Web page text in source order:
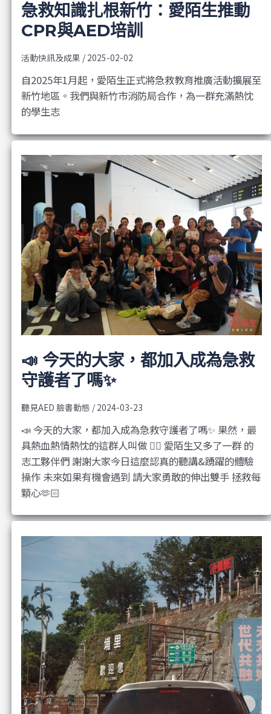
急救知識扎根新竹：愛陌生推動
CPR與AED培訓
活動快訊及成果 / 2025-02-02
自2025年1月起，愛陌生正式將急救教育推廣活動擴展至
新竹地區。我們與新竹市消防局合作，為一群充滿熱忱
的學生志
📣 今天的大家，都加入成為急救
守護者了嗎✨
聽見AED 臉書動態 / 2024-03-23
📣 今天的大家，都加入成為急救守護者了嗎✨ 果然，最
具熱血熱情熱忱的這群人叫做 ❤️‍🔥 愛陌生又多了一群 的
志工夥伴們 謝謝大家今日這麼認真的聽講&踴躍的體驗
操作 未來如果有機會遇到 請大家勇敢的伸出雙手 拯救每
顆心🫶🏻